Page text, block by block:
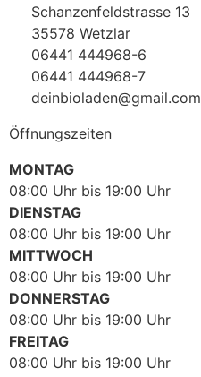
Schanzenfeldstrasse 13
35578 Wetzlar
06441 444968-6
06441 444968-7
deinbioladen@gmail.com
Öffnungszeiten
MONTAG
08:00 Uhr bis 19:00 Uhr
DIENSTAG
08:00 Uhr bis 19:00 Uhr
MITTWOCH
08:00 Uhr bis 19:00 Uhr
DONNERSTAG
08:00 Uhr bis 19:00 Uhr
FREITAG
08:00 Uhr bis 19:00 Uhr